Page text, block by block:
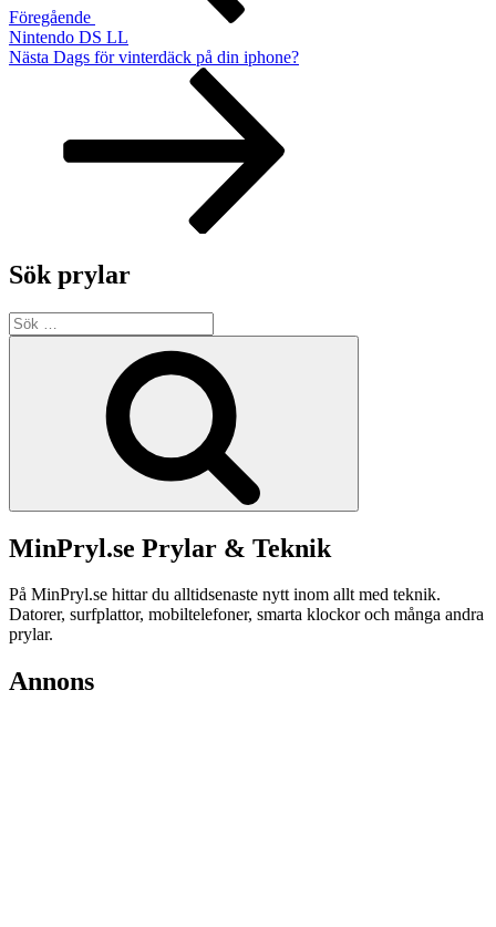
Föregående
Nintendo DS LL
Nästa
Nästa Dags för vinterdäck på din iphone?
Sök prylar
Sök
efter:
MinPryl.se Prylar & Teknik
På MinPryl.se hittar du alltidsenaste nytt inom allt med teknik.
Datorer, surfplattor, mobiltelefoner, smarta klockor och många andra
prylar.
Annons